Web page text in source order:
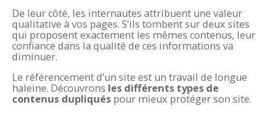
De leur côté, les internautes attribuent une valeur
qualitative à vos pages. S’ils tombent sur deux sites
qui proposent exactement les mêmes contenus, leur
confiance dans la qualité de ces informations va
diminuer.
Le référencement d’un site est un travail de longue
haleine. Découvrons les différents types de
contenus dupliqués pour mieux protéger son site.